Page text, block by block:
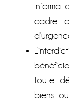
cadre
toute
biens